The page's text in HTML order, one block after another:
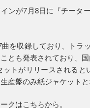
ンが7月8日に『チータ
曲を収録しており、ト
とも発表されており、
ットがリリースされる
産盤のみ紙ジャケットと
クはこちらから。